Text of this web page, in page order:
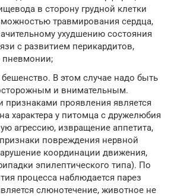
в сторону грудной клетки
травмирования сердца,
ухудшению состояния
с развитием перикардитов,
пневмонии;
бешенство. В этом случае надо быть
и внимательным.
проявления является
характера у питомца с дружелюбия
агрессию, извращение аппетита,
повреждения нервной
координации движения,
эпилептического типа). По
процесса наблюдается парез
слюнотечение, животное не